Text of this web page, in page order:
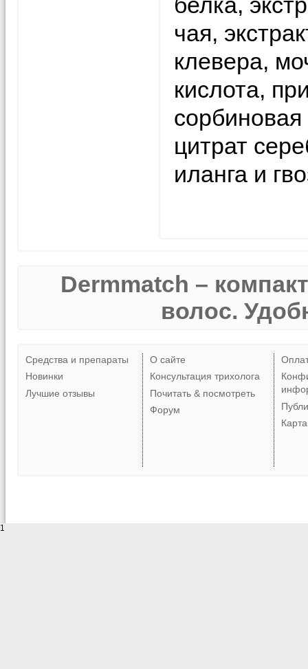
чая,
клевера,
кислота,
сорбиновая
цитрат
иланга и
Dermmatch –
волос.
Средства и препараты
Новинки
Лучшие отзывы
О сайте
Консультация трихолога
Почитать & посмотреть
Форум
1